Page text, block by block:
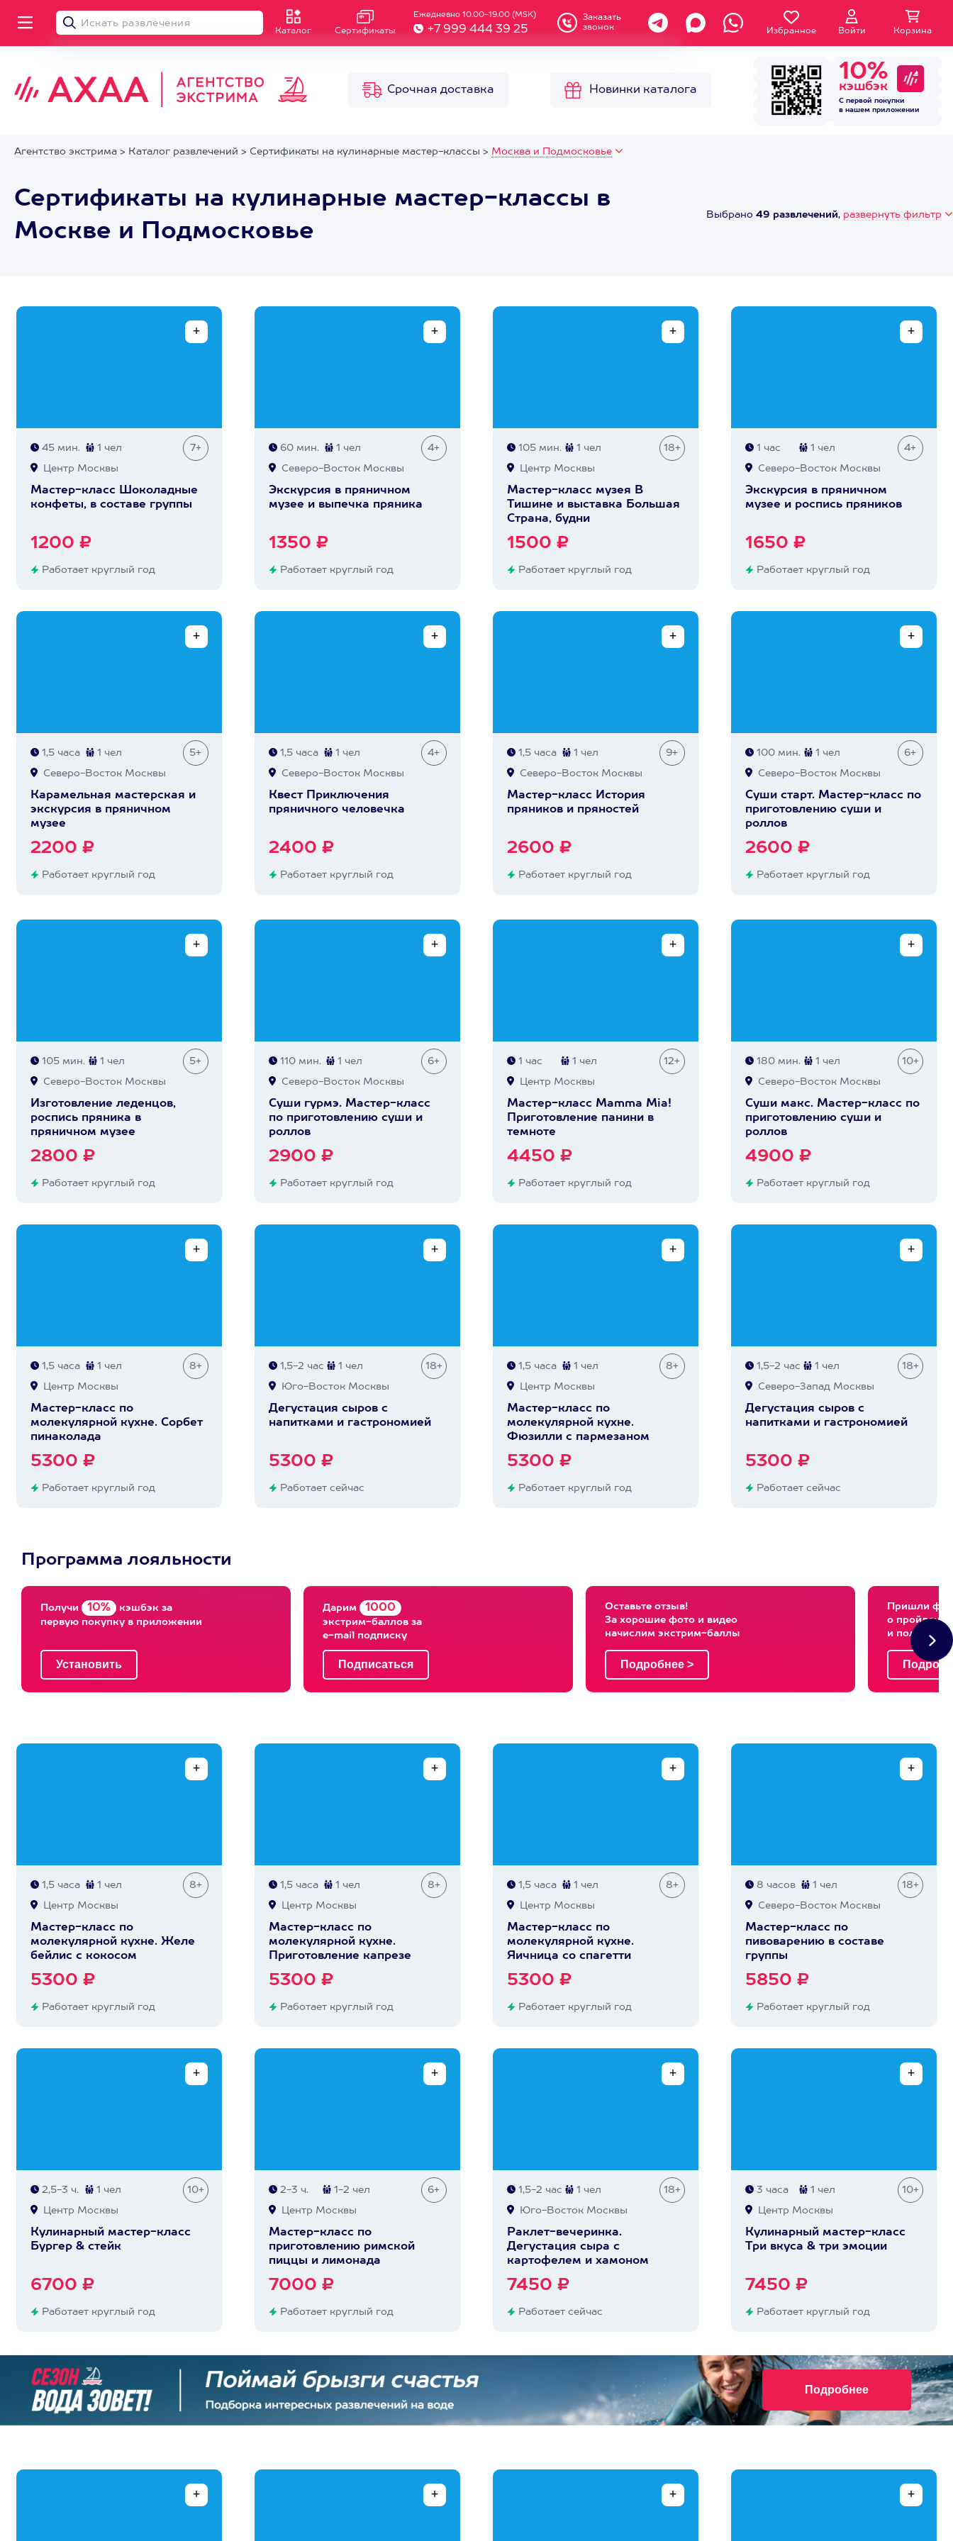
Каталог Сертификаты
Ежедневно 10.00-19.00 (MSK)
+7 999 444 39 25
Заказать
звонок
Избранное Войти Корзина
Срочная доставка Новинки каталога
10%
кэшбэк
С первой покупки
в нашем приложении
Агентство экстрима > Каталог развлечений > Сертификаты на кулинарные мастер-классы > Москва и Подмосковье
Сертификаты на кулинарные мастер-классы в
Москве и Подмосковье
Выбрано 49 развлечений, развернуть фильтр
45 мин. 1 чел 7+
Центр Москвы
Мастер-класс Шоколадные
конфеты, в составе группы
1200 ₽
Работает круглый год
60 мин. 1 чел 4+
Северо-Восток Москвы
Экскурсия в пряничном
музее и выпечка пряника
1350 ₽
Работает круглый год
105 мин. 1 чел 18+
Центр Москвы
Мастер-класс музея В
Тишине и выставка Большая
Страна, будни
1500 ₽
Работает круглый год
1 час 1 чел 4+
Северо-Восток Москвы
Экскурсия в пряничном
музее и роспись пряников
1650 ₽
Работает круглый год
1,5 часа 1 чел 5+
Северо-Восток Москвы
Карамельная мастерская и
экскурсия в пряничном
музее
2200 ₽
Работает круглый год
1,5 часа 1 чел 4+
Северо-Восток Москвы
Квест Приключения
пряничного человечка
2400 ₽
Работает круглый год
1,5 часа 1 чел 9+
Северо-Восток Москвы
Мастер-класс История
пряников и пряностей
2600 ₽
Работает круглый год
100 мин. 1 чел 6+
Северо-Восток Москвы
Суши старт. Мастер-класс по
приготовлению суши и
роллов
2600 ₽
Работает круглый год
105 мин. 1 чел 5+
Северо-Восток Москвы
Изготовление леденцов,
роспись пряника в
пряничном музее
2800 ₽
Работает круглый год
110 мин. 1 чел 6+
Северо-Восток Москвы
Суши гурмэ. Мастер-класс
по приготовлению суши и
роллов
2900 ₽
Работает круглый год
1 час 1 чел 12+
Центр Москвы
Мастер-класс Mamma Mia!
Приготовление панини в
темноте
4450 ₽
Работает круглый год
180 мин. 1 чел 10+
Северо-Восток Москвы
Суши макс. Мастер-класс по
приготовлению суши и
роллов
4900 ₽
Работает круглый год
1,5 часа 1 чел 8+
Центр Москвы
Мастер-класс по
молекулярной кухне. Сорбет
пинаколада
5300 ₽
Работает круглый год
1,5-2 час 1 чел 18+
Юго-Восток Москвы
Дегустация сыров с
напитками и гастрономией
5300 ₽
Работает сейчас
1,5 часа 1 чел 8+
Центр Москвы
Мастер-класс по
молекулярной кухне.
Фюзилли с пармезаном
5300 ₽
Работает круглый год
1,5-2 час 1 чел 18+
Северо-Запад Москвы
Дегустация сыров с
напитками и гастрономией
5300 ₽
Работает сейчас
Программа лояльности
Получи 10% кэшбэк за
первую покупку в приложении
Дарим 1000
экстрим-баллов за
e-mail подписку
Оставьте отзыв!
За хорошие фото и видео
начислим экстрим-баллы
Пришли
о
и получи
1,5 часа 1 чел 8+
Центр Москвы
Мастер-класс по
молекулярной кухне. Желе
бейлис с кокосом
5300 ₽
Работает круглый год
1,5 часа 1 чел 8+
Центр Москвы
Мастер-класс по
молекулярной кухне.
Приготовление капрезе
5300 ₽
Работает круглый год
1,5 часа 1 чел 8+
Центр Москвы
Мастер-класс по
молекулярной кухне.
Яичница со спагетти
5300 ₽
Работает круглый год
8 часов 1 чел 18+
Северо-Восток Москвы
Мастер-класс по
пивоварению в составе
группы
5850 ₽
Работает круглый год
2,5-3 ч. 1 чел 10+
Центр Москвы
Кулинарный мастер-класс
Бургер & стейк
6700 ₽
Работает круглый год
2-3 ч. 1-2 чел 6+
Центр Москвы
Мастер-класс по
приготовлению римской
пиццы и лимонада
7000 ₽
Работает круглый год
1,5-2 час 1 чел 18+
Юго-Восток Москвы
Раклет-вечеринка.
Дегустация сыра с
картофелем и хамоном
7450 ₽
Работает сейчас
3 часа 1 чел 10+
Центр Москвы
Кулинарный мастер-класс
Три вкуса & три эмоции
7450 ₽
Работает круглый год